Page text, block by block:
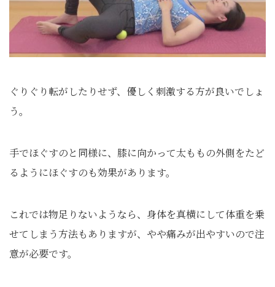
ぐりぐり転がしたりせず、優しく刺激する方が良いでしょ
う。
手でほぐすのと同様に、膝に向かって太ももの外側をたど
るようにほぐすのも効果があります。
これでは物足りないようなら、身体を真横にして体重を乗
せてしまう方法もありますが、やや痛みが出やすいので注
意が必要です。